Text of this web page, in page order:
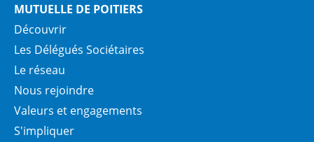
MUTUELLE DE POITIERS
Découvrir
Les Délégués Sociétaires
Le réseau
Nous rejoindre
Valeurs et engagements
S'impliquer